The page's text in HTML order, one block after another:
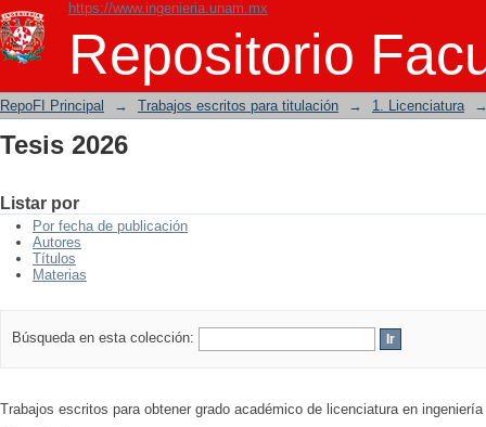
https://www.ingenieria.unam.mx
Repositorio
Tesis 2026
RepoFI Principal → Trabajos escritos para titulación → 1. Licenciatura
Tesis 2026
Listar por
Por fecha de publicación
Autores
Títulos
Materias
Búsqueda en esta colección:
Trabajos escritos para obtener grado académico de licenciatura en